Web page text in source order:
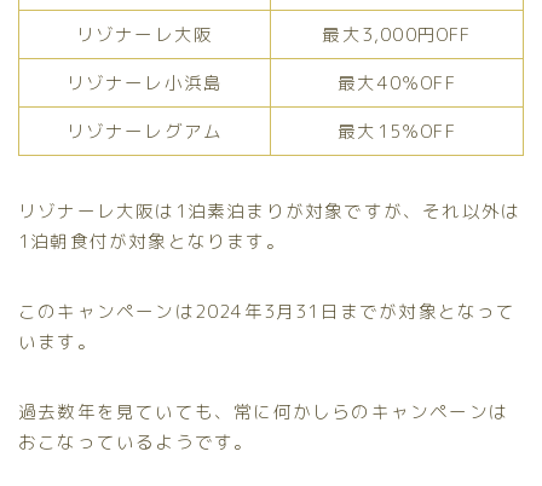
リゾナーレ大阪
最大3,000円OFF
リゾナーレ小浜島
最大40％OFF
リゾナーレグアム
最大15％OFF
リゾナーレ大阪は1泊素泊まりが対象ですが、それ以外は
1泊朝食付が対象となります。
このキャンペーンは2024年3月31日までが対象となって
います。
過去数年を見ていても、常に何かしらのキャンペーンは
おこなっているようです。